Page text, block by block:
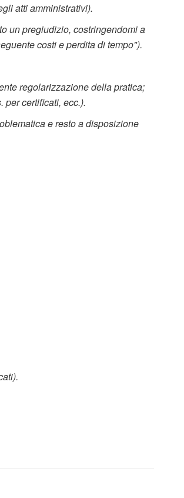
atti amministrativi).
un pregiudizio, costringendomi a
costi e perdita di tempo").
regolarizzazione della pratica;
per certificati, ecc.).
e resto a disposizione